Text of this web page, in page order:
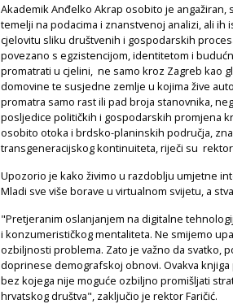
Akademik Anđelko Akrap osobito je
temelji na podacima i znanstvenoj analizi, ali
cjelovitu sliku društvenih i gospodarskih
povezano s egzistencijom, identitetom i
promatrati u cjelini, ne samo kroz Zagreb kao
domovine te susjedne zemlje u kojima žive
promatra samo rast ili pad broja stanovnika,
posljedice političkih i gospodarskih promjena
osobito otoka i brdsko-planinskih područja,
transgeneracijskog kontinuiteta, riječi su
Upozorio je kako živimo u razdoblju umjetne
Mladi sve više borave u virtualnom svijetu, a
"Pretjeranim oslanjanjem na digitalne
i konzumerističkog mentaliteta. Ne smijemo
ozbiljnosti problema. Zato je važno da svatko,
doprinese demografskoj obnovi. Ovakva
bez kojega nije moguće ozbiljno promišljati
hrvatskog društva", zaključio je rektor Faričić.